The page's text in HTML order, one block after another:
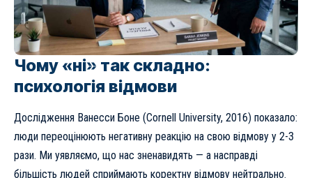
Чому «ні» так складно:
психологія відмови
Дослідження Ванесси Боне (Cornell University, 2016) показало:
люди переоцінюють негативну реакцію на свою відмову у 2-3
рази. Ми уявляємо, що нас зненавидять — а насправді
більшість людей сприймають коректну відмову нейтрально.